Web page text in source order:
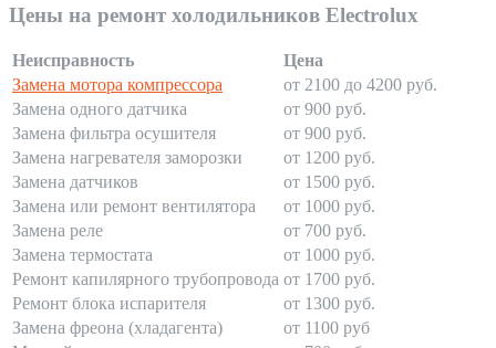
Цены на ремонт холодильников Electrolux
Неисправность
Цена
Замена мотора компрессора
от 2100 до 4200 руб.
Замена одного датчика
от 900 руб.
Замена фильтра осушителя
от 900 руб.
Замена нагревателя заморозки
от 1200 руб.
Замена датчиков
от 1500 руб.
Замена или ремонт вентилятора
от 1000 руб.
Замена реле
от 700 руб.
Замена термостата
от 1000 руб.
Ремонт капилярного трубопровода от 1700 руб.
Ремонт блока испарителя
от 1300 руб.
Замена фреона (хладагента)
от 1100 руб